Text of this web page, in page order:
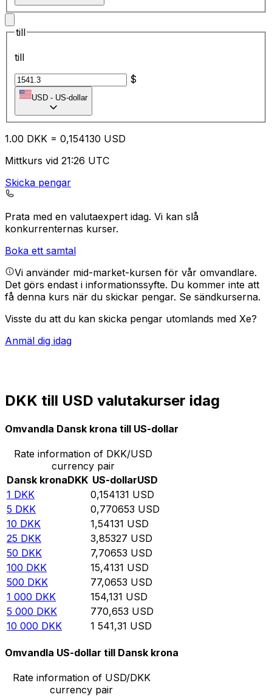
till
till
$
USD - US-dollar
1.00 DKK = 0,154130 USD
Mittkurs vid 21:26 UTC
Skicka pengar
Prata med en valutaexpert idag. Vi kan slå
konkurrenternas kurser.
Boka ett samtal
Vi använder mid-market-kursen för vår omvandlare.
Det görs endast i informationssyfte. Du kommer inte att
få denna kurs när du skickar pengar. Se sändkurserna.
Visste du att du kan skicka pengar utomlands med Xe?
Anmäl dig idag
DKK till USD valutakurser idag
Omvandla Dansk krona till US-dollar
Rate information of DKK/USD
currency pair
Dansk kronaDKK US-dollarUSD
1 DKK 0,154131 USD
5 DKK 0,770653 USD
10 DKK 1,54131 USD
25 DKK 3,85327 USD
50 DKK 7,70653 USD
100 DKK 15,4131 USD
500 DKK 77,0653 USD
1 000 DKK 154,131 USD
5 000 DKK 770,653 USD
10 000 DKK 1 541,31 USD
Omvandla US-dollar till Dansk krona
Rate information of USD/DKK
currency pair